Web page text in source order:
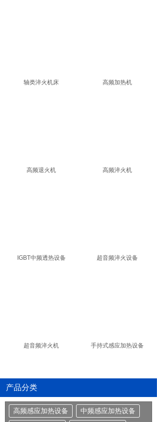
轴类淬火机床 高频加热机
高频退火机 高频淬火机
IGBT中频透热设备 超音频淬火设备
超音频淬火机 手持式感应加热设备
产品分类
高频感应加热设备
中频感应加热设备